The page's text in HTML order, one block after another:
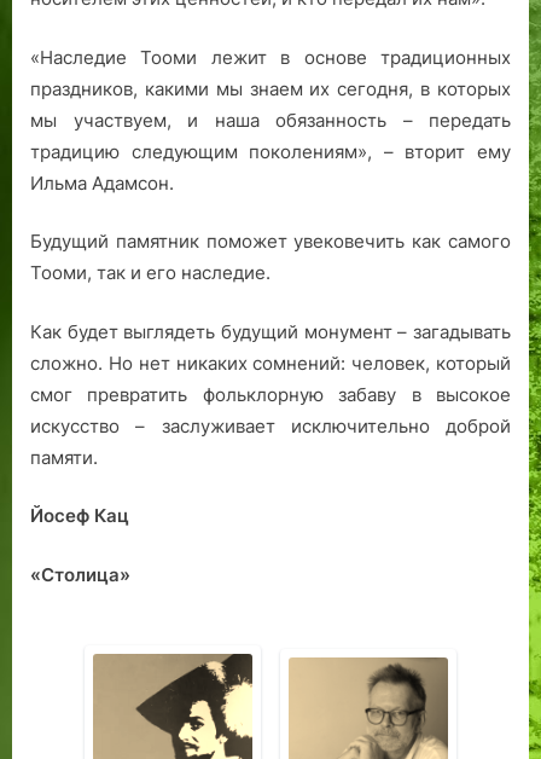
«Наследие Тооми лежит в основе традиционных
праздников, какими мы знаем их сегодня, в которых
мы участвуем, и наша обязанность – передать
традицию следующим поколениям», – вторит ему
Ильма Адамсон.
Будущий памятник поможет увековечить как самого
Тооми, так и его наследие.
Как будет выглядеть будущий монумент – загадывать
сложно. Но нет никаких сомнений: человек, который
смог превратить фольклорную забаву в высокое
искусство – заслуживает исключительно доброй
памяти.
Йосеф Кац
«Столица»